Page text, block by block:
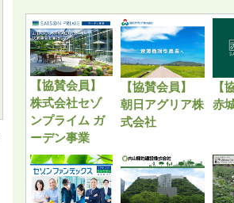
【協賛会員】
株式会社セゾ
ンプライム ガ
ーデン事業
【協賛会員】
朝日アグリア株
式会社
【
赤